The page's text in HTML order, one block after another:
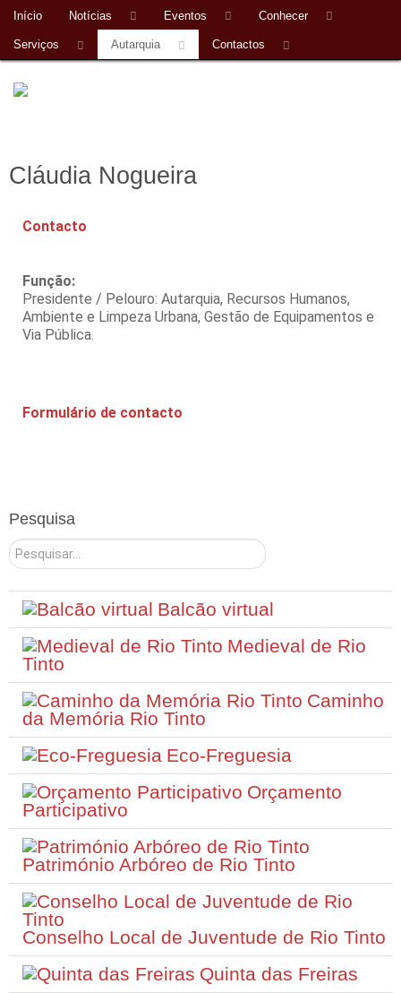
Início Notícias Eventos Conhecer
Serviços Autarquia Contactos
Pesquisa
Pesquisar
Balcão virtual
Medieval de Rio
Tinto
Caminho
da Memória Rio Tinto
Eco-Freguesia
Orçamento
Participativo
Património Arbóreo de Rio Tinto
Conselho Local de Juventude de Rio Tinto
Quinta das Freiras
Cláudia Nogueira
Contacto
Função:
Presidente / Pelouro: Autarquia, Recursos Humanos,
Ambiente e Limpeza Urbana, Gestão de Equipamentos e
Via Pública.
Formulário de contacto
*
Nome*
Email*
Assunto*
Mensagem